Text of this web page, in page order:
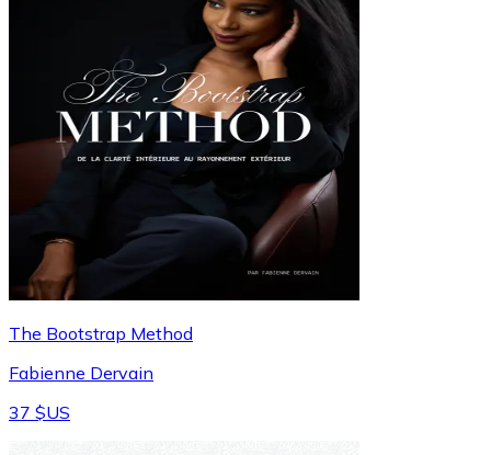
The Bootstrap Method
Fabienne Dervain
37 $US